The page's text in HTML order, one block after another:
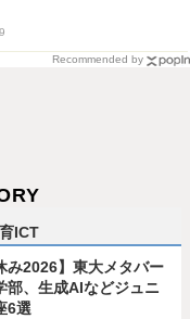
Recommended by
ICT
み2026】東大メタバー
部、生成AIなどジュニ
6選